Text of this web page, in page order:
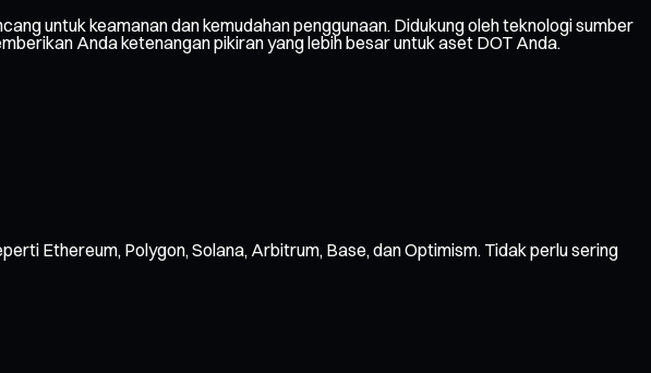
untuk keamanan dan kemudahan penggunaan. Didukung oleh teknologi sumber
Anda ketenangan pikiran yang lebih besar untuk aset DOT Anda.
Ethereum, Polygon, Solana, Arbitrum, Base, dan Optimism. Tidak perlu sering